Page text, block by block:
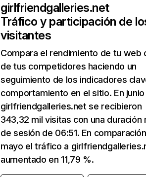
girlfriendgalleries.net
Tráfico y participación de
visitantes
Compara el rendimiento de tu web
de tus competidores haciendo un
seguimiento de los indicadores
comportamiento en el sitio. En junio
girlfriendgalleries.net se recibieron
343,32 mil visitas con una duración
de sesión de 06:51. En
mayo el tráfico a
aumentado en 11,79 %.